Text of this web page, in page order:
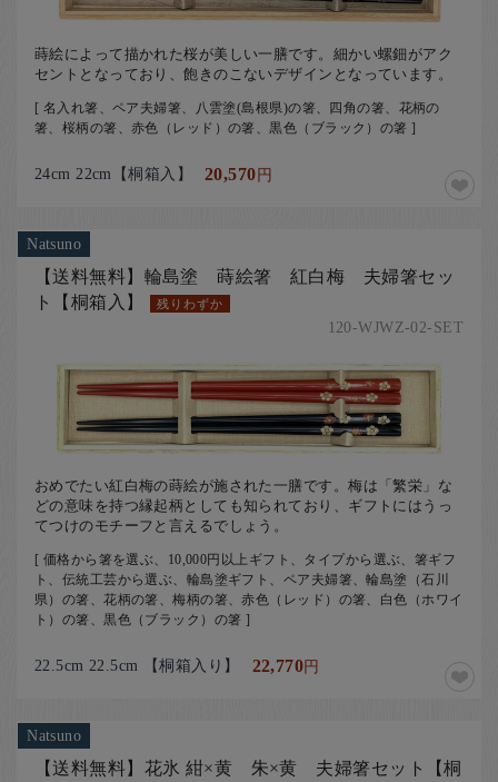
蒔絵によって描かれた桜が美しい一膳です。細かい螺鈿がアク
セントとなっており、飽きのこないデザインとなっています。
[ 名入れ箸、ペア夫婦箸、八雲塗(島根県)の箸、四角の箸、花柄の
箸、桜柄の箸、赤色（レッド）の箸、黒色（ブラック）の箸 ]
24cm 22cm【桐箱入】 20,570円
Natsuno
【送料無料】輪島塗 蒔絵箸 紅白梅 夫婦箸セッ
ト【桐箱入】
残りわずか
120-WJWZ-02-SET
おめでたい紅白梅の蒔絵が施された一膳です。梅は「繁栄」な
どの意味を持つ縁起柄としても知られており、ギフトにはうっ
てつけのモチーフと言えるでしょう。
[ 価格から箸を選ぶ、10,000円以上ギフト、タイプから選ぶ、箸ギフ
ト、伝統工芸から選ぶ、輪島塗ギフト、ペア夫婦箸、輪島塗（石川
県）の箸、花柄の箸、梅柄の箸、赤色（レッド）の箸、白色（ホワイ
ト）の箸、黒色（ブラック）の箸 ]
22.5cm 22.5cm 【桐箱入り】 22,770円
Natsuno
【送料無料】花氷 紺×黄 朱×黄 夫婦箸セット【桐